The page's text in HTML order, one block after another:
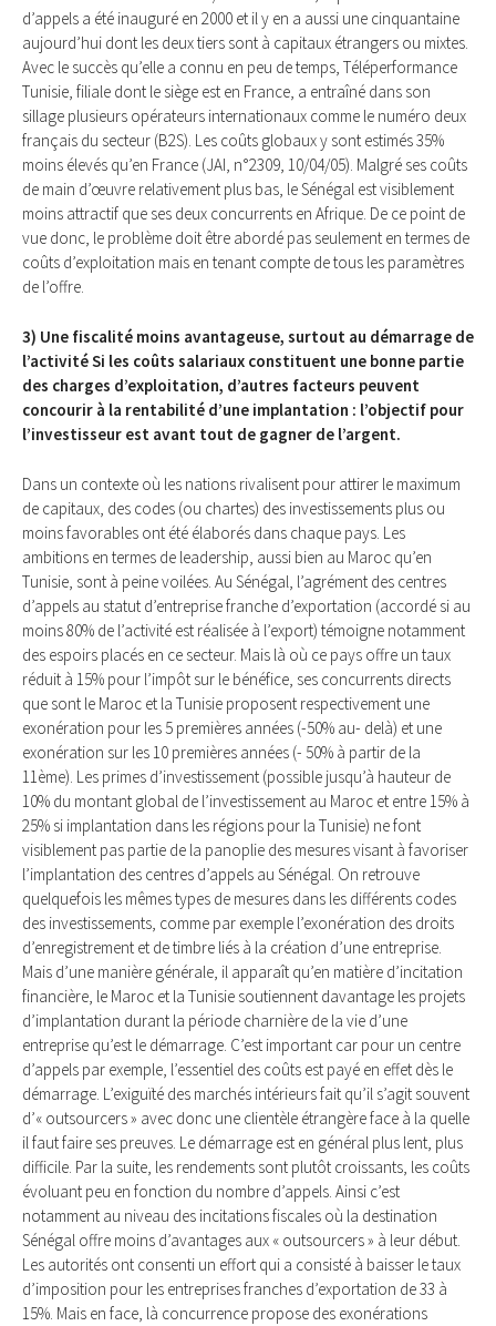
d’appels a été inauguré en 2000 et il y en a aussi une cinquantaine
aujourd’hui dont les deux tiers sont à capitaux étrangers ou mixtes.
Avec le succès qu’elle a connu en peu de temps, Téléperformance
Tunisie, filiale dont le siège est en France, a entraîné dans son
sillage plusieurs opérateurs internationaux comme le numéro deux
français du secteur (B2S). Les coûts globaux y sont estimés 35%
moins élevés qu’en France (JAI, n°2309, 10/04/05). Malgré ses coûts
de main d’œuvre relativement plus bas, le Sénégal est visiblement
moins attractif que ses deux concurrents en Afrique. De ce point de
vue donc, le problème doit être abordé pas seulement en termes de
coûts d’exploitation mais en tenant compte de tous les paramètres
de l’offre.
3) Une fiscalité moins avantageuse, surtout au démarrage de
l’activité Si les coûts salariaux constituent une bonne partie
des charges d’exploitation, d’autres facteurs peuvent
concourir à la rentabilité d’une implantation : l’objectif pour
l’investisseur est avant tout de gagner de l’argent.
Dans un contexte où les nations rivalisent pour attirer le maximum
de capitaux, des codes (ou chartes) des investissements plus ou
moins favorables ont été élaborés dans chaque pays. Les
ambitions en termes de leadership, aussi bien au Maroc qu’en
Tunisie, sont à peine voilées. Au Sénégal, l’agrément des centres
d’appels au statut d’entreprise franche d’exportation (accordé si au
moins 80% de l’activité est réalisée à l’export) témoigne notamment
des espoirs placés en ce secteur. Mais là où ce pays offre un taux
réduit à 15% pour l’impôt sur le bénéfice, ses concurrents directs
que sont le Maroc et la Tunisie proposent respectivement une
exonération pour les 5 premières années (-50% au- delà) et une
exonération sur les 10 premières années (- 50% à partir de la
11ème). Les primes d’investissement (possible jusqu’à hauteur de
10% du montant global de l’investissement au Maroc et entre 15% à
25% si implantation dans les régions pour la Tunisie) ne font
visiblement pas partie de la panoplie des mesures visant à favoriser
l’implantation des centres d’appels au Sénégal. On retrouve
quelquefois les mêmes types de mesures dans les différents codes
des investissements, comme par exemple l’exonération des droits
d’enregistrement et de timbre liés à la création d’une entreprise.
Mais d’une manière générale, il apparaît qu’en matière d’incitation
financière, le Maroc et la Tunisie soutiennent davantage les projets
d’implantation durant la période charnière de la vie d’une
entreprise qu’est le démarrage. C’est important car pour un centre
d’appels par exemple, l’essentiel des coûts est payé en effet dès le
démarrage. L’exiguïté des marchés intérieurs fait qu’il s’agit souvent
d’« outsourcers » avec donc une clientèle étrangère face à la quelle
il faut faire ses preuves. Le démarrage est en général plus lent, plus
difficile. Par la suite, les rendements sont plutôt croissants, les coûts
évoluant peu en fonction du nombre d’appels. Ainsi c’est
notamment au niveau des incitations fiscales où la destination
Sénégal offre moins d’avantages aux « outsourcers » à leur début.
Les autorités ont consenti un effort qui a consisté à baisser le taux
d’imposition pour les entreprises franches d’exportation de 33 à
15%. Mais en face, là concurrence propose des exonérations